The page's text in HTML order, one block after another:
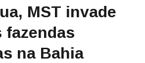
MST invade
fazendas
na Bahia